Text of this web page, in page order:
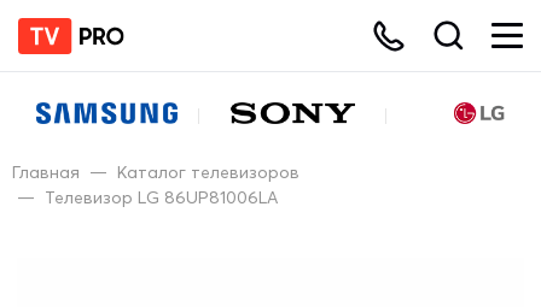
Главная — Каталог телевизоров
— Телевизор LG 86UP81006LA